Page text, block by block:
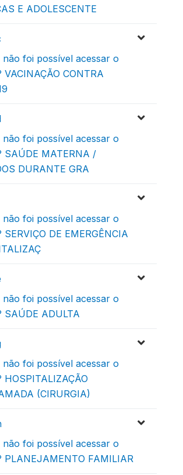
E ADOLESCENTE
não foi possível acessar o
VACINAÇÃO CONTRA
não foi possível acessar o
SAÚDE MATERNA /
DURANTE GRA
não foi possível acessar o
DE EMERGÊNCIA
não foi possível acessar o
SAÚDE ADULTA
não foi possível acessar o
HOSPITALIZAÇÃO
(CIRURGIA)
não foi possível acessar o
PLANEJAMENTO FAMILIAR